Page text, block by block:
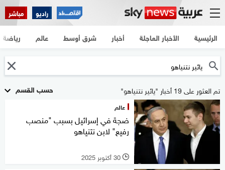
راديو مباشر
الرئيسية الأخبار العاجلة أخبار شرق أوسط عالم رياضة
حسب القسم تم العثور على 19 أخبار "يائير نتنياهو"
عالم
ضجة في إسرائيل بسبب "منصب
رفيع" لابن نتنياهو
l 30 أكتوبر 2025